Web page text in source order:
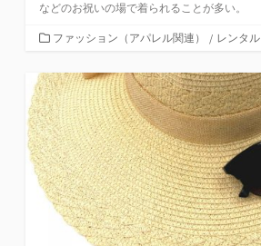
などのお祝いの場で着られることが多い。
カ
ゴ
リ
ー
ファッション（アパレル関連） / レンタル